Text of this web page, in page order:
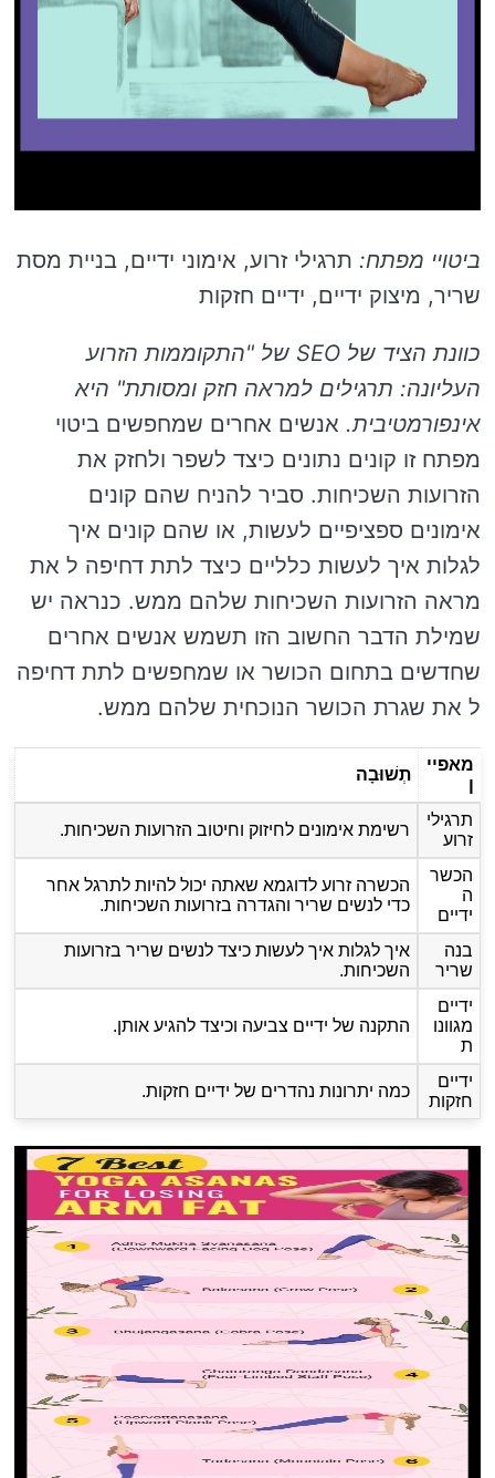
ביטויי מפתח: תרגילי זרוע, אימוני ידיים, בניית מסת
שריר, מיצוק ידיים, ידיים חזקות
כוונת הציד של SEO של "התקוממות הזרוע
העליונה: תרגילים למראה חזק ומסותת" היא
אינפורמטיבית. אנשים אחרים שמחפשים ביטוי
מפתח זו קונים נתונים כיצד לשפר ולחזק את
הזרועות השכיחות. סביר להניח שהם קונים
אימונים ספציפיים לעשות, או שהם קונים איך
לגלות איך לעשות כלליים כיצד לתת דחיפה ל את
מראה הזרועות השכיחות שלהם ממש. כנראה יש
שמילת הדבר החשוב הזו תשמש אנשים אחרים
שחדשים בתחום הכושר או שמחפשים לתת דחיפה
ל את שגרת הכושר הנוכחית שלהם ממש.
מאפיי
ן
תְשׁוּבָה
תרגילי
זרוע
רשימת אימונים לחיזוק וחיטוב הזרועות השכיחות.
הכשר
ה
ידיים
הכשרה זרוע לדוגמא שאתה יכול להיות לתרגל אחר
כדי לנשים שריר והגדרה בזרועות השכיחות.
בנה
שריר
איך לגלות איך לעשות כיצד לנשים שריר בזרועות
השכיחות.
ידיים
מגוונו
ת
התקנה של ידיים צביעה וכיצד להגיע אותן.
ידיים
חזקות
כמה יתרונות נהדרים של ידיים חזקות.